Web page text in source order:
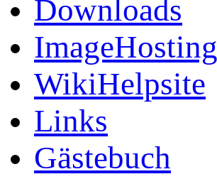
Downloads
ImageHosting
WikiHelpsite
Links
Gästebuch